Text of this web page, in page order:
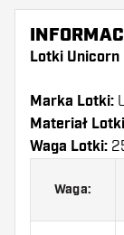
Lotki Unicorn
Marka Lotki:
Materiał
Waga Lotki:
Waga: